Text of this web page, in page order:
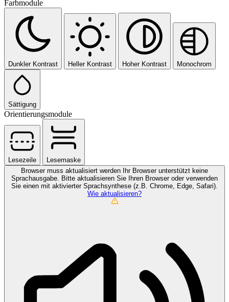
Farbmodule
Dunkler Kontrast Heller Kontrast Hoher Kontrast Monochrom
Sättigung
Orientierungsmodule
Lesezeile
Lesemaske
Browser muss aktualisiert werden Ihr Browser unterstützt keine
Sprachausgabe. Bitte aktualisieren Sie Ihren Browser oder verwenden
Sie einen mit aktivierter Sprachsynthese (z.B. Chrome, Edge, Safari).
Wie aktualisieren?